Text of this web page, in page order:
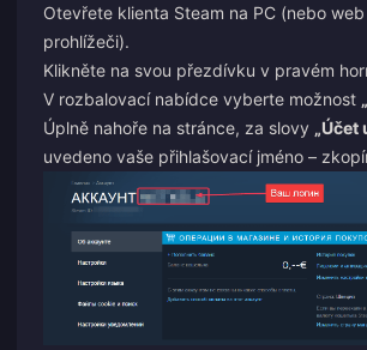
Otevřete klienta Steam na PC (nebo web
prohlížeči).
Klikněte na svou přezdívku v pravém
V rozbalovací nabídce vyberte možnost
Úplně nahoře na stránce, za slovy „Účet
uvedeno vaše přihlašovací jméno –